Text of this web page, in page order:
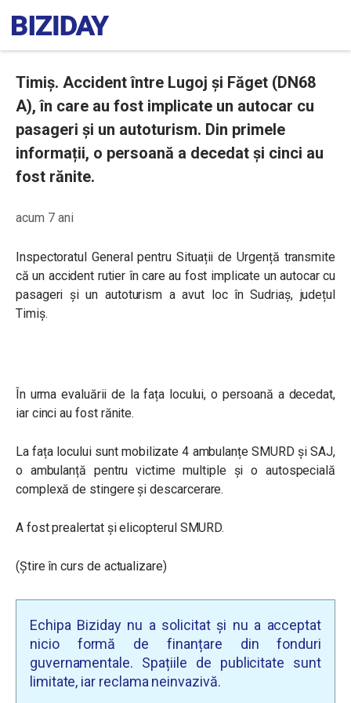
Timiș. Accident între Lugoj și Făget (DN68
A), în care au fost implicate un autocar cu
pasageri și un autoturism. Din primele
informații, o persoană a decedat și cinci au
fost rănite.
acum 7 ani
Inspectoratul General pentru Situații de Urgență transmite
că un accident rutier în care au fost implicate un autocar cu
pasageri și un autoturism a avut loc în Sudriaș, județul
Timiș.
În urma evaluării de la fața locului, o persoană a decedat,
iar cinci au fost rănite.
La fața locului sunt mobilizate 4 ambulanțe SMURD și SAJ,
o ambulanță pentru victime multiple și o autospecială
complexă de stingere și descarcerare.
A fost prealertat și elicopterul SMURD.
(Știre în curs de actualizare)
Echipa Biziday nu a solicitat și nu a acceptat
nicio formă de finanțare din fonduri
guvernamentale. Spațiile de publicitate sunt
limitate, iar reclama neinvazivă.